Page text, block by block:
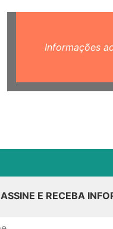
Informações
ASSINE E RECEBA